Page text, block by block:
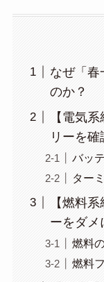
なぜ「春
のか？
【電気
リーを確
バッ
ター
【燃料
ーをダメ
燃料
燃料